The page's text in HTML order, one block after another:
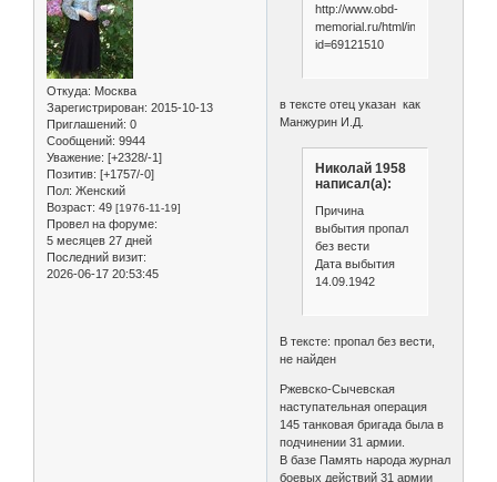
Откуда: Москва
Зарегистрирован: 2015-10-13
Приглашений: 0
Сообщений: 9944
Уважение: [+2328/-1]
Позитив: [+1757/-0]
Пол: Женский
Возраст: 49 [1976-11-19]
Провел на форуме:
5 месяцев 27 дней
Последний визит:
2026-06-17 20:53:45
http://www.obd-
memorial.ru/html/info.htm?
id=69121510
в тексте отец указан как
Манжурин И.Д.
Николай 1958
написал(а):
Причина
выбытия пропал
без вести
Дата выбытия
14.09.1942
В тексте: пропал без вести,
не найден
Ржевско-Сычевская
наступательная операция
145 танковая бригада была в
подчинении 31 армии.
В базе Память народа журнал
боевых действий 31 армии